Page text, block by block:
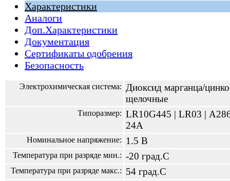
Характеристики
Аналоги
Доп.Характеристики
Документация
Сертификаты одобрения
Безопасность
Электрохимическая система:
Диоксид марганца/
щелочные
Типоразмер: LR10G445 | LR03 |
24A
Номинальное напряжение: 1.5 В
Температура при разряде мин.: -20 град.С
Температура при разряде макс.: 54 град.С